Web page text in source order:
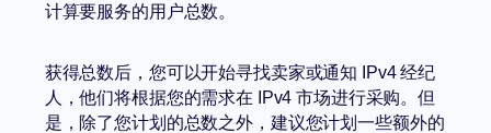
计算要服务的用户总数。
获得总数后，您可以开始寻找卖家或通知 IPv4 经纪
人，他们将根据您的需求在 IPv4 市场进行采购。但
是，除了您计划的总数之外，建议您计划一些额外的